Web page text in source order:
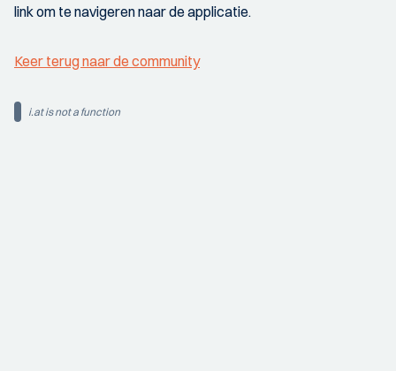
link om te navigeren naar de applicatie.
Keer terug naar de community
i.at is not a function